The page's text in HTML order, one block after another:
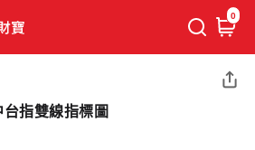
0
指雙線指標圖